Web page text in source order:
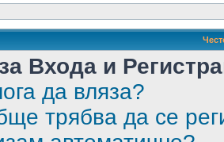
Входа и
да вляза?
трябва да се